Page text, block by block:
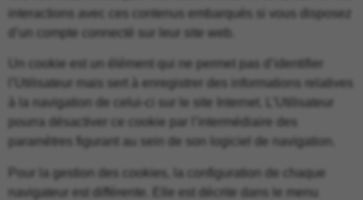
interactions avec ces contenus embarqués si vous disposez
d’un compte connecté sur leur site web.
Un cookie est un élément qui ne permet pas d’identifier
l’Utilisateur mais sert à enregistrer des informations relatives
à la navigation de celui-ci sur le site Internet. L’Utilisateur
pourra désactiver ce cookie par l’intermédiaire des
paramètres figurant au sein de son logiciel de navigation.
Pour la gestion des cookies, la configuration de chaque
navigateur est différente. Elle est décrite dans le menu